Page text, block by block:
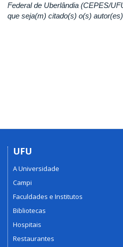
Federal de Uberlândia (CEPES/
que seja(m) citado(s) o(s)
UFU
A Universidade
Campi
Faculdades e Institutos
Bibliotecas
Hospitais
Restaurantes